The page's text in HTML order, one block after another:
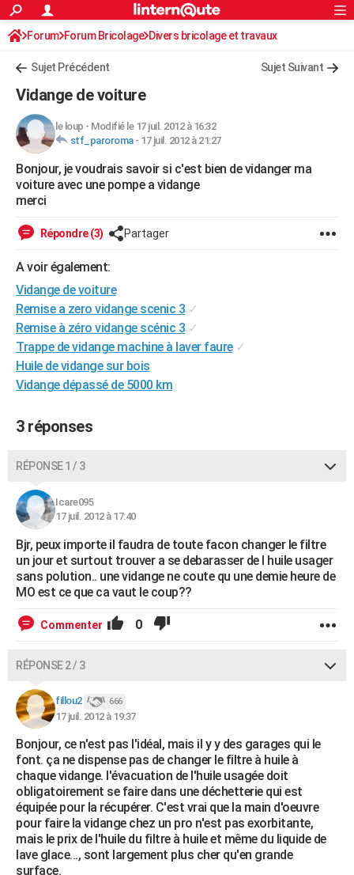
ACTUALITÉS
Politique
Société
Faits Divers
Education
Monde
Villes
+
FINANCE
Retraite
Impôts
Epargne
Immobilier
Risques naturels par ville
Banque
Assurance
Crédit
AUTO
Essais
Réserver un essai
Citadines
Berlines
SUV
Forum auto
+HIGH-TECH
Mobiles
Meilleur smartphone
Internet
Ordinateurs
Jeux vidéo
Guide high-tech
+
Forum
Aménagement intérieur
Extérieur
Cuisine
Salle de bains
Jardinage
Rangement
WEEK-END
Guides de France
Escapades
Patrimoine
Expositions
Musées
Week-end nature
+LIFESTYLE
Art de vivre
Bien-être
Loisirs
Mode
Modes de vie
SANTE
Alimentation
Guide de la santé
Maladies
Médicaments
Sommeil
VOYAGE
Destinations
City break
Voyage nature
Voyage de noces
Forum
Climat
+PHOTO
BONS PLANS
CARTE DE VOEUX
Carte de Noël
Carte Bonne année
Carte Saint-Valentin
Carte Pâques
Carte d'anniversaire
DICTIONNAIRE
Dictionnaire
Biographies
Citations
Expressions
Proverbes
COPAINS D'AVANT
S'inscrire
Se connecter
Lycées
Collèges
Primaires
Universités
Entreprises
Service militaire
Avis de recherche
AVIS DE DÉCÈS
FORUM
Bricolage
Lifestyle
Culture
Sport
Auto
Television
Voyage
Cinema
Rechercher
S'inscrire
Connexion
Forum Forum Bricolage Divers bricolage et travaux
Sujet Précédent Sujet Suivant
Vidange de voiture
le loup - Modifié le 17 juil. 2012 à 16:32
stf_paroroma- 17 juil. 2012 à 21:27
Bonjour, je voudrais savoir si c'est bien de vidanger ma
voiture avec une pompe a vidange
merci
Répondre (3) Partager
A voir également:
Vidange de voiture
Remise a zero vidange scenic 3 ✓
Remise à zéro vidange scénic 3 ✓
Trappe de vidange machine à laver faure ✓
Huile de vidange sur bois
Vidange dépassé de 5000 km
3 réponses
RÉPONSE 1 / 3
Icare095
17 juil. 2012 à 17:40
Bjr, peux importe il faudra de toute facon changer le filtre
un jour et surtout trouver a se debarasser de l huile usager
sans polution.. une vidange ne coute qu une demie heure de
MO est ce que ca vaut le coup??
Commenter 0
RÉPONSE 2 / 3
fillou2 666
17 juil. 2012 à 19:37
Bonjour, ce n'est pas l'idéal, mais il y y des garages qui le
font. ça ne dispense pas de changer le filtre à huile à
chaque vidange. l'évacuation de l'huile usagée doit
obligatoirement se faire dans une déchetterie qui est
équipée pour la récupérer. C'est vrai que la main d'oeuvre
pour faire la vidange chez un pro n'est pas exorbitante,
mais le prix de l'huile du filtre à huile et même du liquide de
lave glace..., sont largement plus cher qu'en grande
surface.